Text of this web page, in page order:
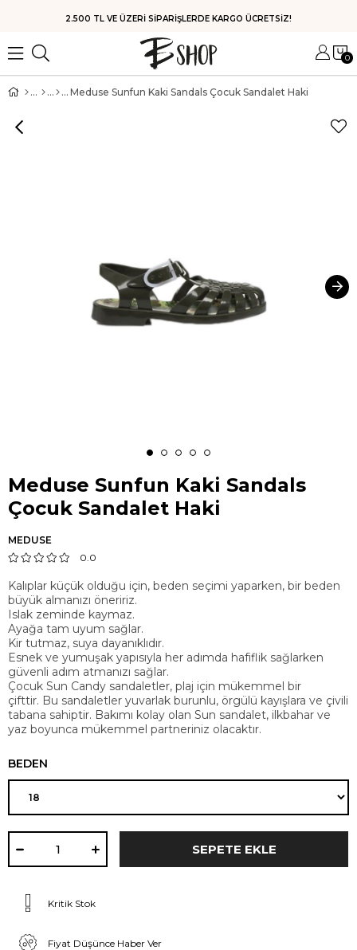
HIZLI KARGO
0
Meduse Sunfun Kaki Sandals Çocuk Sandalet Haki
Meduse Sunfun Kaki Sandals
Çocuk Sandalet Haki
MEDUSE
0.0
Kalıplar küçük olduğu için, beden seçimi yaparken, bir beden
büyük almanızı öneririz.
Islak zeminde kaymaz.
Ayağa tam uyum sağlar.
Kir tutmaz, suya dayanıklıdır.
Esnek ve yumuşak yapısıyla her adımda hafiflik sağlarken
güvenli adım atmanızı sağlar.
Çocuk Sun Candy sandaletler, plaj için mükemmel bir
çifttir. Bu sandaletler yuvarlak burunlu, örgülü kayışlara ve çivili
tabana sahiptir. Bakımı kolay olan Sun sandalet, ilkbahar ve
yaz boyunca mükemmel partneriniz olacaktır.
BEDEN
Kritik Stok
Fiyat Düşünce Haber Ver